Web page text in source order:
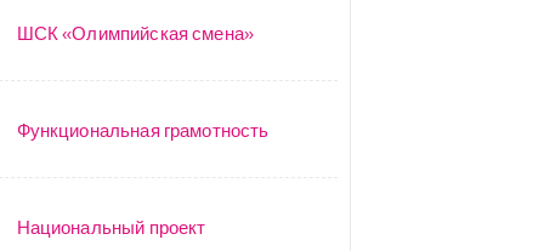
ШСК «Олимпийская смена»
Функциональная грамотность
Национальный проект